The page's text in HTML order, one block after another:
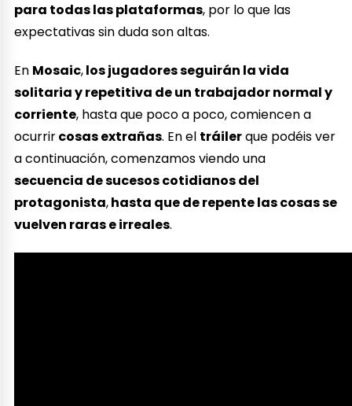
para todas las plataformas, por lo que las
expectativas sin duda son altas.
En Mosaic,los jugadores seguirán la vida
solitaria y repetitiva de un trabajador normal y
corriente, hasta que poco a poco, comiencen a
ocurrircosas extrañas. En el tráilerque podéis ver
a continuación, comenzamos viendo una
secuencia de sucesos cotidianos del
protagonista,hasta que de repente las cosas se
vuelven raras e irreales.